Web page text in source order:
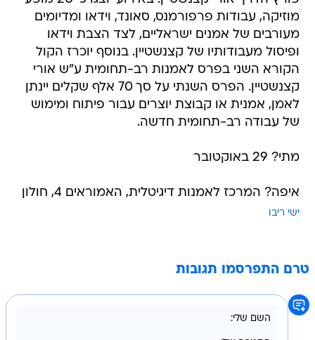
מוזיקה, עבודות פרפורמנס, סאונד, וידאו ומדיומים
מעורבים של אמנים ישראליים, לצד הצבת וידאו
ופיסול מעבודותיו של קצנשטיין. בנוסף יוכרז הקול
הקורא השני בפרס לאמנות רב-תחומית ע"ש אורי
קצנשטיין. הפרס השנתי על סך 70 אלף שקלים יינתן
לאמן, אמנית או קבוצת יוצרים עבור פיתוח ומימוש
של עבודה רב-תחומית חדשה.
מתי? 29 באוקטובר
איפה? המרכז לאמנות דיגיטלית, האמוראים 4, חולון
ישי ריבו
טרם התפרסמו תגובות